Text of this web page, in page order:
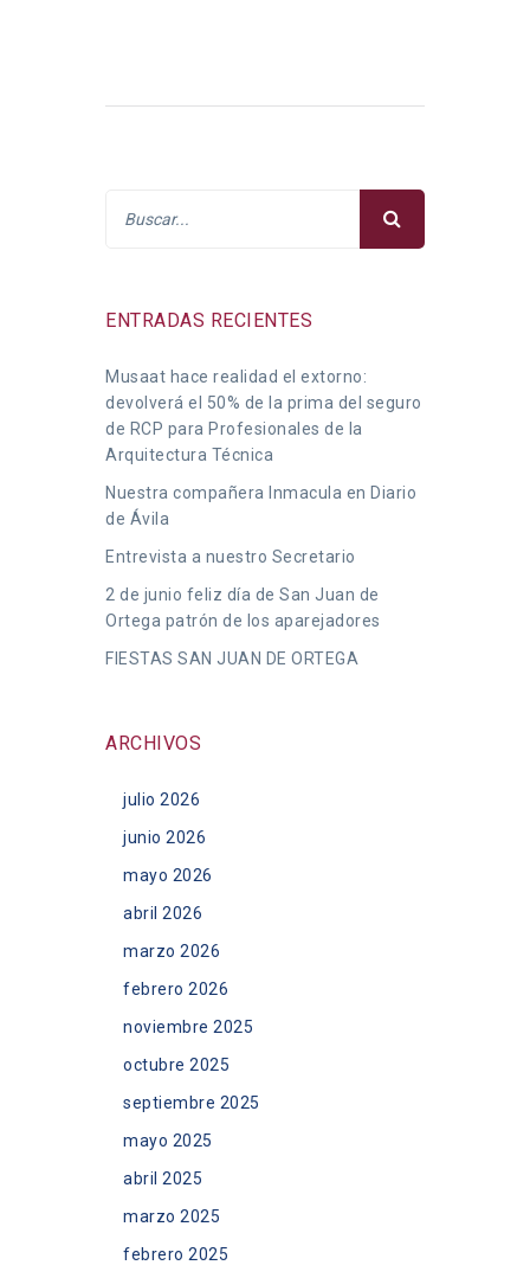
ENTRADAS RECIENTES
Musaat hace realidad el extorno:
devolverá el 50% de la prima del seguro
de RCP para Profesionales de la
Arquitectura Técnica
Nuestra compañera Inmacula en Diario
de Ávila
Entrevista a nuestro Secretario
2 de junio feliz día de San Juan de
Ortega patrón de los aparejadores
FIESTAS SAN JUAN DE ORTEGA
ARCHIVOS
julio 2026
junio 2026
mayo 2026
abril 2026
marzo 2026
febrero 2026
noviembre 2025
octubre 2025
septiembre 2025
mayo 2025
abril 2025
marzo 2025
febrero 2025